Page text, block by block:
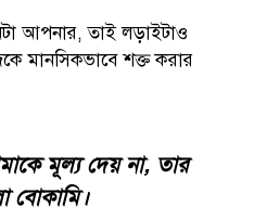
আপনার, তাই লড়াইটাও
মানসিকভাবে শক্ত করার
মূল্য দেয় না, তার
বোকামি।